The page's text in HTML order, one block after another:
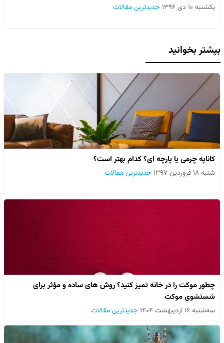
یکشنبه ۱۰ دی ۱۳۹۶ جدیدترین مقالات
بیشتر بخوانید
کاناپه چرمی یا پارچه ای؟ کدام بهتر است؟
شنبه ۱۸ فروردین ۱۳۹۷ جدیدترین مقالات
چطور موکت را در خانه تمیز کنید؟ روش های ساده و مؤثر برای
شستشوی موکت
سه‌شنبه ۱۶ اردیبهشت ۱۴۰۴ جدیدترین مقالات